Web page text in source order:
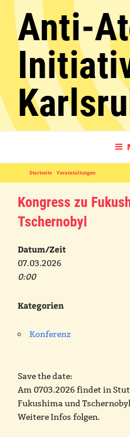
Inhalt
springenAnti-
Startseite Veranstaltungen
Kongress zu
Tschernobyl
Datum/Zeit
07.03.2026
0:00
Kategorien
Konferenz
Save the date:
Am 0703.2026 findet in
Fukushima und
Weitere Infos folgen.